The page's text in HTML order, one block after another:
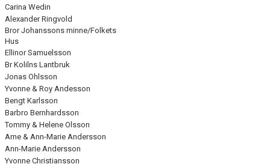
Carina Wedin
Alexander Ringvold
Bror Johanssons minne/Folkets
Hus
Ellinor Samuelsson
Br Kolilns Lantbruk
Jonas Ohlsson
Yvonne & Roy Andesson
Bengt Karlsson
Barbro Bernhardsson
Tommy & Helene Olsson
Arne & Ann-Marie Andersson
Ann-Marie Andersson
Yvonne Christiansson